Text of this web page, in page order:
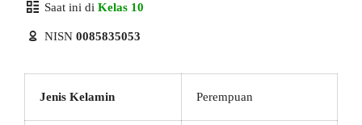
Saat ini di Kelas 10
NISN 0085835053
Jenis Kelamin Perempuan